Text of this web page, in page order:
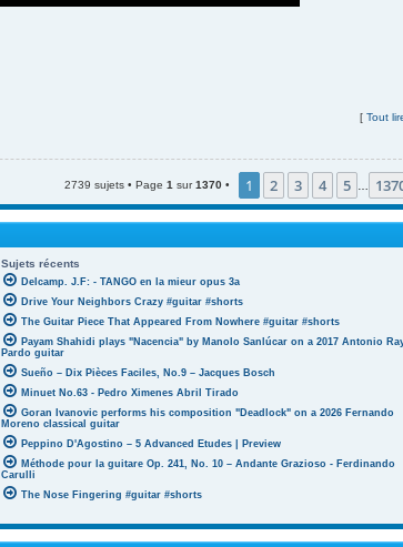
[ Tout
2739 sujets • Page 1 sur1370 • 1 2 3 4 5
Sujets récents
Delcamp. J.F: - TANGO en la mieur opus 3a
Drive Your Neighbors Crazy #guitar #shorts
The Guitar Piece That Appeared From Nowhere #guitar #shorts
Payam Shahidi plays "Nacencia" by Manolo Sanlúcar on a 2017 Antonio
Pardo guitar
Sueño – Dix Pièces Faciles, No.9 – Jacques Bosch
Minuet No.63 - Pedro Ximenes Abril Tirado
Goran Ivanovic performs his composition "Deadlock" on a 2026 Fernando
Moreno classical guitar
Peppino D'Agostino – 5 Advanced Etudes | Preview
Méthode pour la guitare Op. 241, No. 10 – Andante Grazioso - Ferdinando
Carulli
The Nose Fingering #guitar #shorts